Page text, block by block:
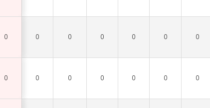
0 0 0 0 0 0 0
0 0 0 0 0 0 0